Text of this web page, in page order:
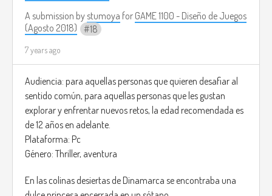
Gameplay :
Third person adventure game, you will be the captain Jeff
that will be the responsible to guide your troupe to this
inhabit island.
The main game will be in Open sea. this means, most of the
time you will be in the ship.
You will be able to upgrade the ship after completing quests
and gaining money from them.
there are safe zones all over the map where the player can
rest and recover there troup to get to the island.
A submission bystumoya for GAME 1100 - Diseño de Juegos
(Agosto 2018)
18
7 years ago
Audiencia: para aquellas personas que quieren desafiar al
sentido común, para aquellas personas que les gustan
explorar y enfrentar nuevos retos, la edad recomendada es
de 12 años en adelante.
Plataforma: Pc
Género: Thriller, aventura
En las colinas desiertas de Dinamarca se encontraba una